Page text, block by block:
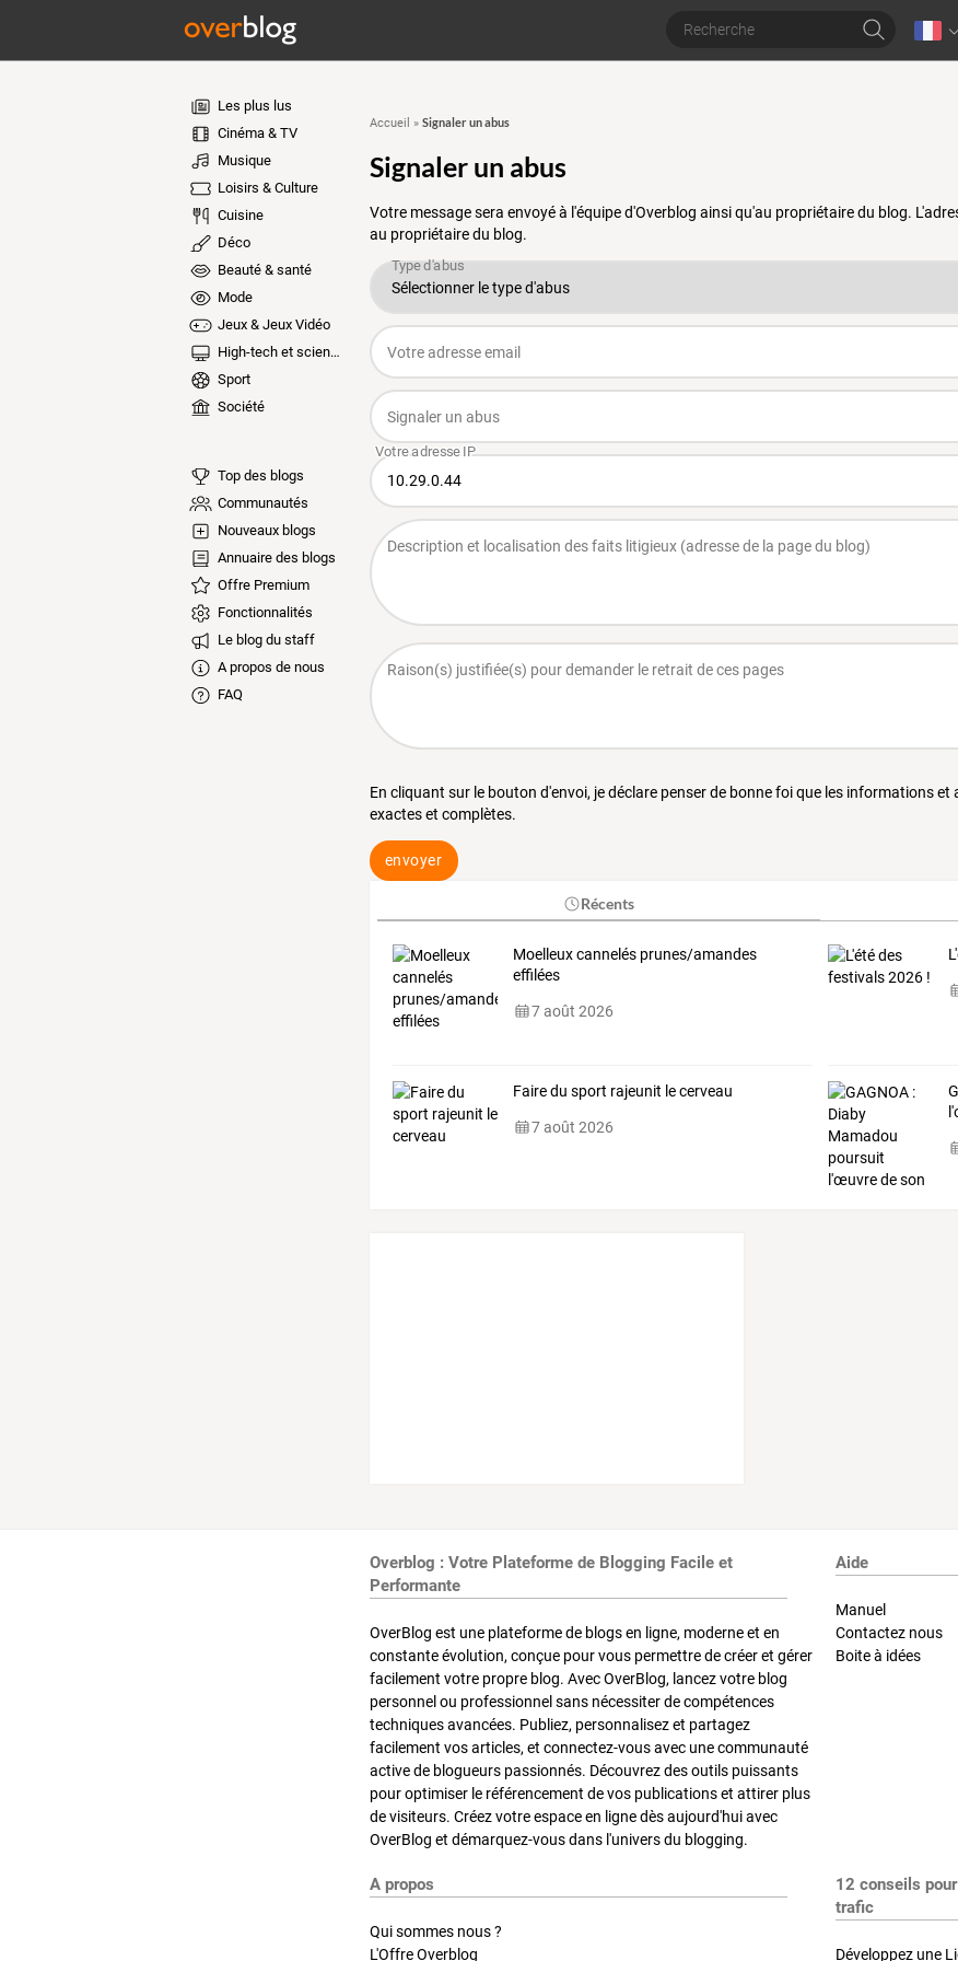
Les plus lus
Cinéma & TV
Musique
Loisirs & Culture
Cuisine
Déco
Beauté & santé
Mode
Jeux & Jeux Vidéo
High-tech et sciences
Sport
Société
Top des blogs
Communautés
Nouveaux blogs
Annuaire des blogs
Offre Premium
Fonctionnalités
Le blog du staff
A propos de nous
FAQ
Accueil » Signaler un abus
Signaler un abus
Votre message sera envoyé à l'équipe d'Overblog ainsi qu'au propriétaire du blog.
au propriétaire du blog.
En cliquant sur le bouton d'envoi, je déclare penser de bonne foi que les informations
exactes et complètes.
envoyer
Récents
Moelleux cannelés prunes/amandes
effilées
7 août 2026
Faire du sport rajeunit le cerveau
7 août 2026
Overblog : Votre Plateforme de Blogging Facile et
Performante
OverBlog est une plateforme de blogs en ligne, moderne et en
constante évolution, conçue pour vous permettre de créer et gérer
facilement votre propre blog. Avec OverBlog, lancez votre blog
personnel ou professionnel sans nécessiter de compétences
techniques avancées. Publiez, personnalisez et partagez
facilement vos articles, et connectez-vous avec une communauté
active de blogueurs passionnés. Découvrez des outils puissants
pour optimiser le référencement de vos publications et attirer plus
de visiteurs. Créez votre espace en ligne dès aujourd'hui avec
OverBlog et démarquez-vous dans l'univers du blogging.
Aide
Manuel
Contactez nous
Boite à idées
A propos
Qui sommes nous ?
L'Offre Overblog
12 conseils
trafic
Développez une